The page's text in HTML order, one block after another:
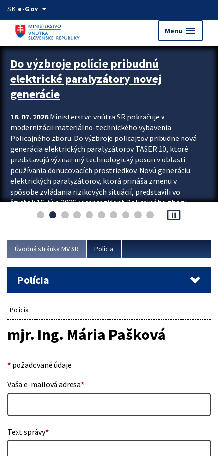
Preskocit na hlavný obsah
SK e-Govarrow_drop_down
Menu menu
Zastavit automatický posun upútavok
Do výzbroje polície pribudnú
elektrické paralyzátory novej
generácie
16. 07. 2026Ministerstvo vnútra SR pokračuje v
modernizácii materiálno-technického vybavenia
Policajného zboru. Do výzbroje policajtov pribudne nová
generácia elektrických paralyzátorov TASER 10, ktoré
predstavujú významný technologický posun v oblasti
používania donucovacích prostriedkov. Novú generáciu
elektrických paralyzátorov, ktorá prináša zmenu v
spôsobe zvládania rizikových situácií, predstavili vo
štvrtok 16. júla 2026 viceprezident Policajného zboru
Rastislav Polakovič a riaditeľ odboru výcviku...
pause_presentation
Úvodná stránka MV SR Polícia
Polícia
Polícia
mjr. Ing. Mária Pašková
* požadované údaje
Vaša e-mailová adresa*
Text správy*